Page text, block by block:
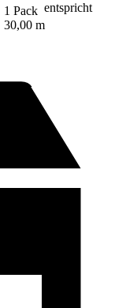
1 Pack entspricht
30,00 m